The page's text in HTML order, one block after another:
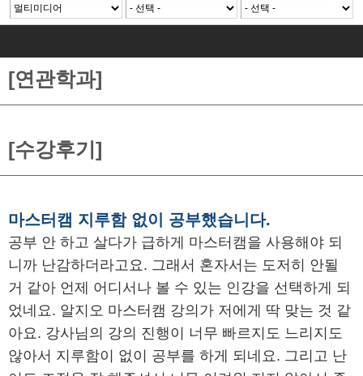
[연관학과]
[수강후기]